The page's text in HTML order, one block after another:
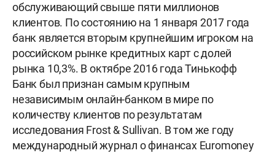
обслуживающий свыше пяти миллионов
клиентов. По состоянию на 1 января 2017 года
банк является вторым крупнейшим игроком на
российском рынке кредитных карт с долей
рынка 10,3%. В октябре 2016 года Тинькофф
Банк был признан самым крупным
независимым онлайн-банком в мире по
количеству клиентов по результатам
исследования Frost & Sullivan. В том же году
международный журнал о финансах Euromoney